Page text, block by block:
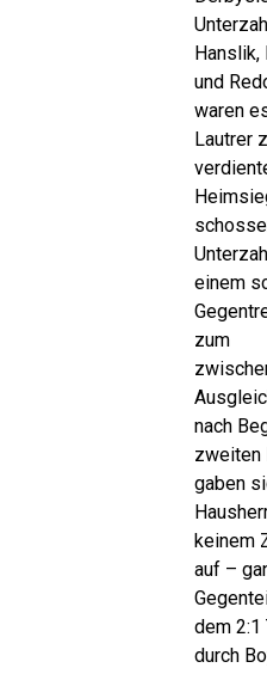
Hanslik,
und
waren
Lautrer
einem
zum
nach
zweiten
gaben
keinem
auf –
dem 2:1
durch